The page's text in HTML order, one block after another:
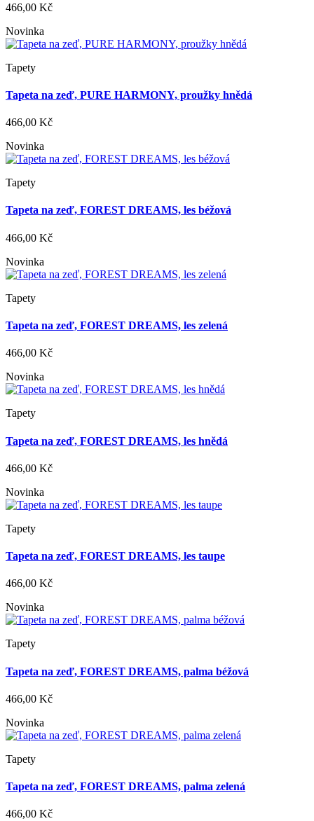
466,00 Kč
Novinka
Tapety
Tapeta na zeď, PURE HARMONY, proužky hnědá
466,00 Kč
Novinka
Tapety
Tapeta na zeď, FOREST DREAMS, les béžová
466,00 Kč
Novinka
Tapety
Tapeta na zeď, FOREST DREAMS, les zelená
466,00 Kč
Novinka
Tapety
Tapeta na zeď, FOREST DREAMS, les hnědá
466,00 Kč
Novinka
Tapety
Tapeta na zeď, FOREST DREAMS, les taupe
466,00 Kč
Novinka
Tapety
Tapeta na zeď, FOREST DREAMS, palma béžová
466,00 Kč
Novinka
Tapety
Tapeta na zeď, FOREST DREAMS, palma zelená
466,00 Kč